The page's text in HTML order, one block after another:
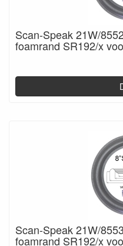
Scan-Speak 21W/
foamrand SR192/x
Scan-Speak 21W/
foamrand SR192/x